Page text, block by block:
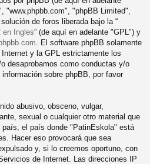
"phpBB Limited",
de foros liberada bajo la “
en Ingles” (de aquí en adelante "GPL") y
. El software phpBB solamente
y la GPL estrictamente los
desaprobamos como conductas y/o
sobre phpBB, por favor
abusivo, obsceno, vulgar,
sexual o cualquier otro material que
el país donde "PatinEskola" está
Hacer eso provocará que sea
y, si lo creemos oportuno, con
de Internet. Las direcciones IP